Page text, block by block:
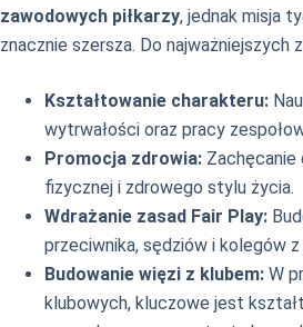
zawodowych piłkarzy, jednak misja
znacznie szersza. Do najważniejszych
Kształtowanie charakteru:
wytrwałości oraz pracy
Promocja zdrowia: Zachęcanie
fizycznej i zdrowego stylu życia.
Wdrażanie zasad Fair Play:
przeciwnika, sędziów i kolegów z
Budowanie więzi z klubem: W
klubowych, kluczowe jest